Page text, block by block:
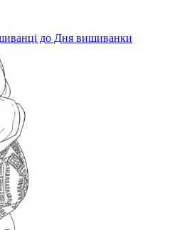
до Дня вишиванки